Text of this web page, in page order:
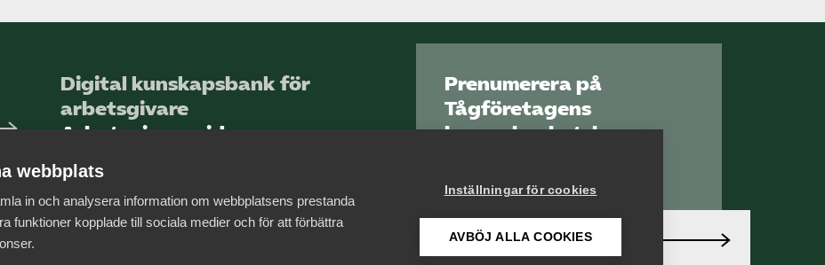
Digital kunskapsbank för
arbetsgivare
Arbetsgivarguiden
Logga in
Bli medlem
Prenumerera på
Tågföretagens
branschnyhetsbrev
din inkorg.
Anmäl dig här
webbplats
in och analysera information om webbplatsens prestanda
funktioner kopplade till sociala medier och för att förbättra
Inställningar för cookies
AVBÖJ ALLA COOKIES